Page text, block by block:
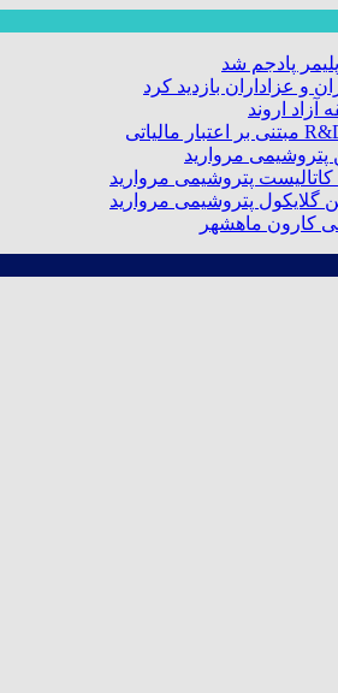
پادجم شد
و عزاداران بازدید کرد
اروند
کارون ماهشهر